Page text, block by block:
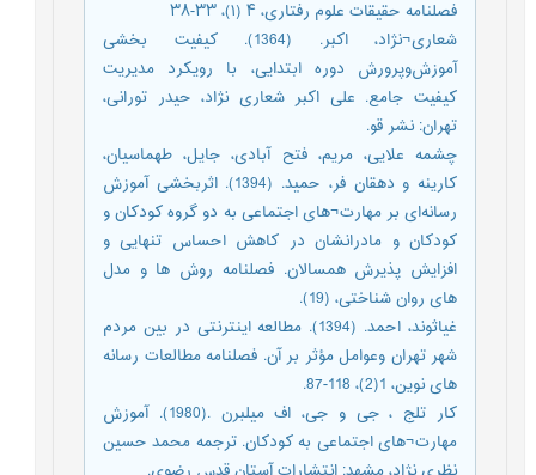
فصلنامه حقیقات علوم رفتاری، ۴ (۱)، ۳۳-۳۸
شعاری¬نژاد، اکبر. (1364). کیفیت بخشی
آموزش‌وپرورش دوره ابتدایی، با رویکرد مدیریت
کیفیت جامع. علی اکبر شعاری نژاد، حیدر تورانی،
تهران: نشر قو.
چشمه علایی، مریم، فتح آبادی، جایل، طهماسیان،
کارینه و دهقان فر، حمید. (1394). اثربخشی آموزش
رسانه‌ای بر مهارت¬های اجتماعی به دو گروه کودکان و
کودکان و مادرانشان در کاهش احساس تنهایی و
افزایش پذیرش همسالان. فصلنامه روش ها و مدل
های روان شناختی، (19).
غیاثوند، احمد. (1394). مطالعه اینترنتی در بین مردم
شهر تهران وعوامل مؤثر بر آن. فصلنامه مطالعات رسانه
های نوین، 1(2)، 118-87.
کار تلج ، جی و جی، اف میلبرن .(1980). آموزش
مهارت¬های اجتماعی به کودکان. ترجمه محمد حسین